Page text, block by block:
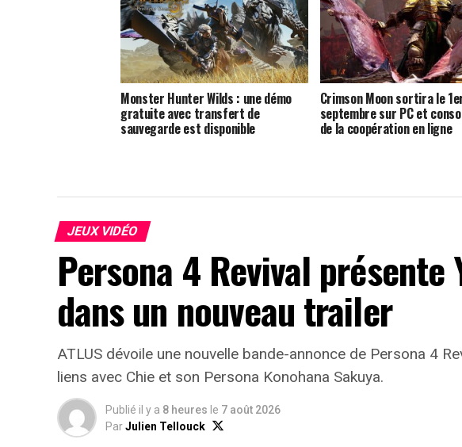
Monster Hunter Wilds : une démo
gratuite avec transfert de
sauvegarde est disponible
Crimson Moon sortira le
septembre sur PC et
de la coopération en ligne
JEUX VIDÉO
Persona 4 Revival présente
dans un nouveau trailer
ATLUS dévoile une nouvelle bande-annonce de Persona 4
liens avec Chie et son Persona Konohana Sakuya.
Publié il y a 8 heures le 7 août 2026
ParJulien Tellouck